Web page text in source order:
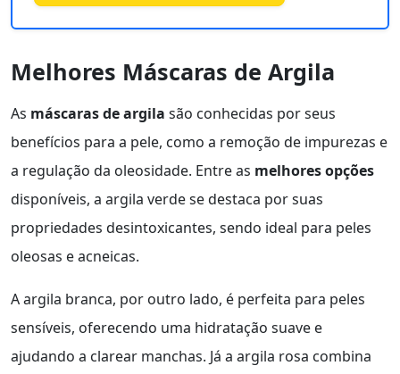
Melhores Máscaras de Argila
As máscaras de argila são conhecidas por seus
benefícios para a pele, como a remoção de impurezas e
a regulação da oleosidade. Entre as melhores opções
disponíveis, a argila verde se destaca por suas
propriedades desintoxicantes, sendo ideal para peles
oleosas e acneicas.
A argila branca, por outro lado, é perfeita para peles
sensíveis, oferecendo uma hidratação suave e
ajudando a clarear manchas. Já a argila rosa combina